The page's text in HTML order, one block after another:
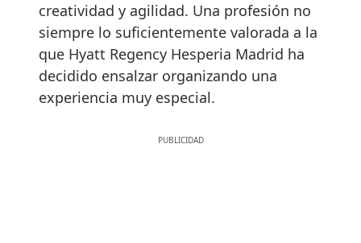
creatividad y agilidad. Una profesión no
siempre lo suficientemente valorada a la
que Hyatt Regency Hesperia Madrid ha
decidido ensalzar organizando una
experiencia muy especial.